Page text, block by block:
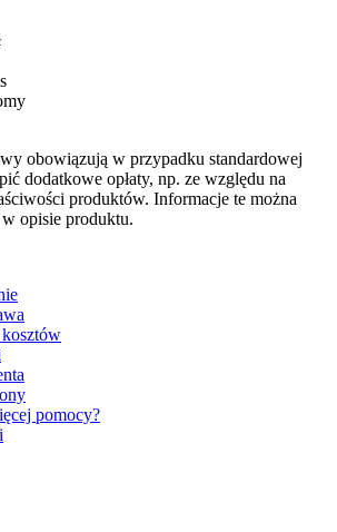
obowiązują w przypadku standardowej
dodatkowe opłaty, np. ze względu na
produktów. Informacje te można
opisie produktu.
pomocy?